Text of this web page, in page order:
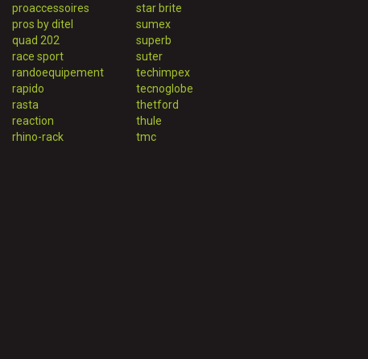
proaccessoires
pros by ditel
quad 202
race sport
randoequipement
rapido
rasta
reaction
rhino-rack
star brite
sumex
superb
suter
techimpex
tecnoglobe
thetford
thule
tmc